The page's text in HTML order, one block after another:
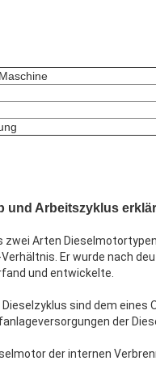
und Arbeitszyklus
zwei Arten
Er wurde nach
und entwickelte.
Dieselzyklus sind dem
der
der internen